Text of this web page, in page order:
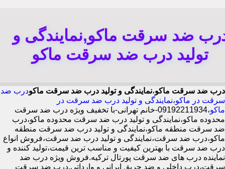
ضد سرقت ماکو,نمایندگی و
تولید درب ضد سرقت ماکو
درب ضد سرقت ماکو،نمایندگی و تولید درب ضد سرقت ماکودرب ضد
سرقت در ماکو،نمایندگی و تولید درب ضد سرقت در
ماکو
،09192211934-خانم تهرانی-با تخفیف ویژه درب ضد سرقت
محدوده ماکو،نمایندگی و تولید درب ضد سرقت محدوده ماکو،درب
ضد سرقت منطقه ماکو،نمایندگی و تولید درب ضد سرقت منطقه
ماکو،درب ضد سرقت،نمایندگی و تولید درب ضد سرقت،فروش انواع
درب ضد سرقت با بهترین کیفیت و مناسب ترین قیمت،تولید کننده و
نماینده درب های ضد سرقت پورتال ترکیه.فروش ویژه درب ضد
سرقت،درب داخلی و ضد حریق ایرانی و وارداتی.درب ضد سرقت